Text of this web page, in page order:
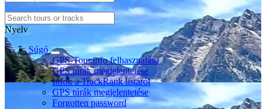
Nyelv
Súgó
GPS-Tour.info felhasználása
GPS túrák megjelentetése
Infók a TrackRank listáról
GPS túrák megjelentetése
Forgotten password